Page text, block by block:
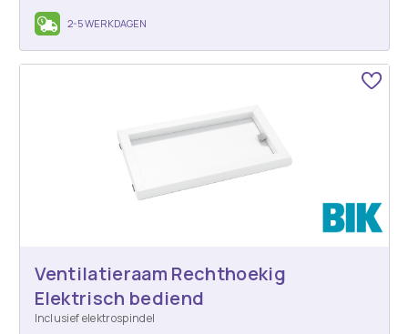
2-5 WERKDAGEN
Ventilatieraam Rechthoekig
Elektrisch bediend
Inclusief elektrospindel